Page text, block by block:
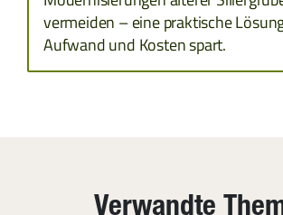
SLOWENIEN
ZYPERN
vermeiden – eine praktische
Aufwand und Kosten spart.
Verwandte